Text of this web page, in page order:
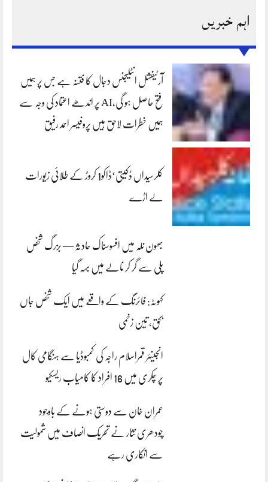
اہم خبریں
آرٹیفشل انٹلیجنس دجال کا فتنہ ہے جس پر ہمیں
فتح حاصل ہو گی،AI پر اندھے اعتماد کی وجہ سے
ہمیں خطرات لاحق ہیں پروفیسر احمد رفیق
کلرسیداں ڈکیتی‘ڈاکو1 کروڑ کے طلائی زیورات
لے اڑے
بھون نلہ میں افسوسناک حادثہ — بزرگ شخص
پلی سے گر کر نالے میں بہہ گیا
کہوٹہ: فائرنگ کے واقعے میں ایک شخص جاں
بحق، تین زخمی
انجینئر قمراسلام راجہ کی کمبوڈیا سے ہنگامی کال
پر چکری میں 16 افراد کا کامیاب ریسکیو
عمران خان سے دوستی ہونے کے باوجود
چودھری نثار نے تحریک انصاف میں شمولیت
سے انکاری رہے